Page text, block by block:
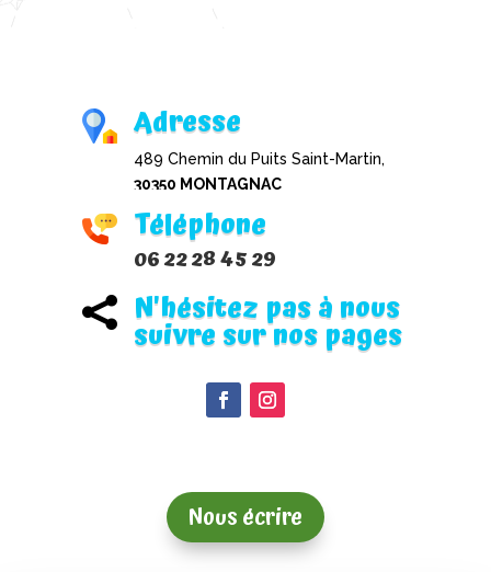
Adresse
489 Chemin du Puits Saint-Martin,
30350 MONTAGNAC
Téléphone
06 22 28 45 29
 N'hésitez pas à nous
suivre sur nos pages
Nous écrire